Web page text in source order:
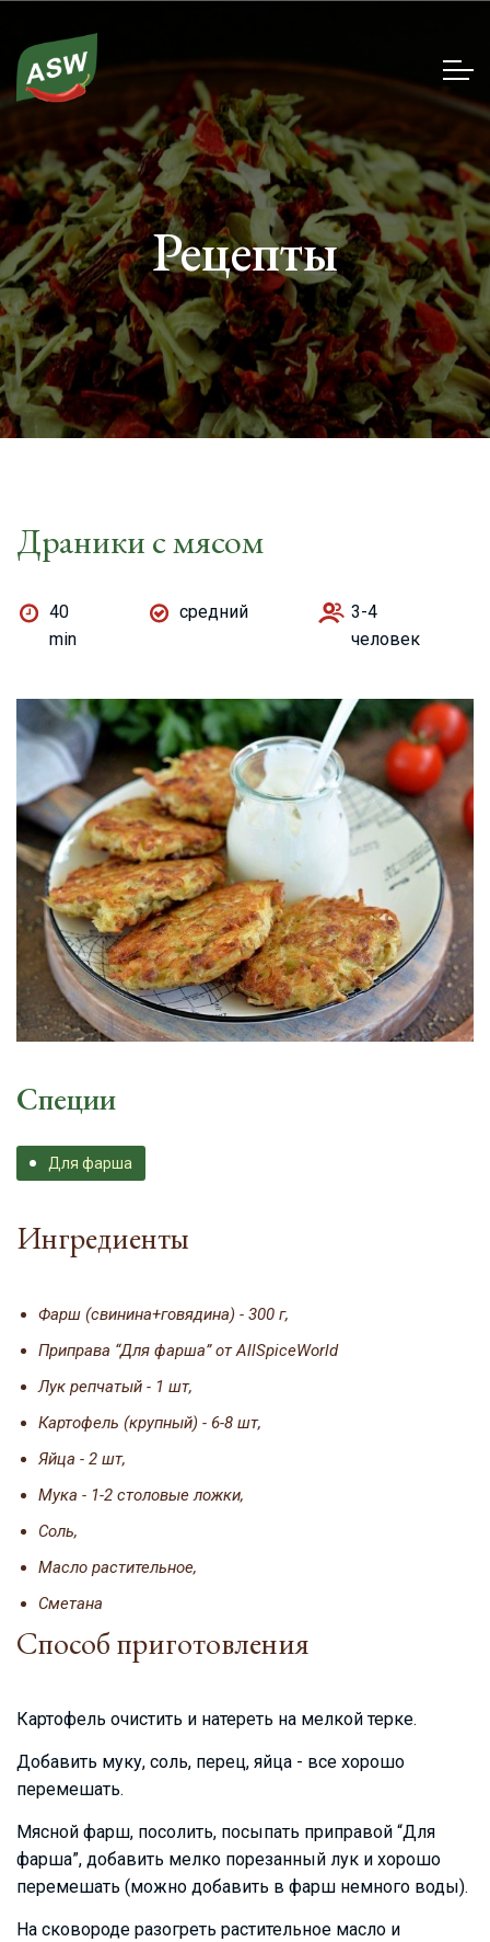
Рецепты
Драники с мясом
40
min
средний
3-4
человек
Специи
Для фарша
Ингредиенты
Фарш (свинина+говядина) - 300 г,
Приправа “Для фарша” от AllSpiceWorld
Лук репчатый - 1 шт,
Картофель (крупный) - 6-8 шт,
Яйца - 2 шт,
Мука - 1-2 столовые ложки,
Соль,
Масло растительное,
Сметана
Способ приготовления
Картофель очистить и натереть на мелкой терке.
Добавить муку, соль, перец, яйца - все хорошо
перемешать.
Мясной фарш, посолить, посыпать приправой “Для
фарша”, добавить мелко порезанный лук и хорошо
перемешать (можно добавить в фарш немного воды).
На сковороде разогреть растительное масло и